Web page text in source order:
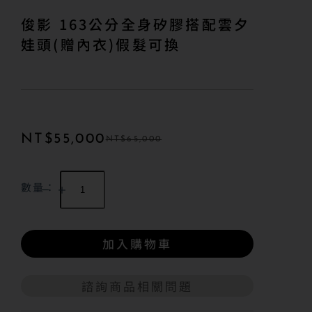
俊影 163公分全身矽膠搭配雲夕
娃頭(贈內衣)假髮可換
NT$65,000
NT$ 55,000
數量：
諮詢商品相關問題
加入購物車